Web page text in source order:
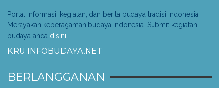
Portal informasi, kegiatan, dan berita budaya tradisi Indonesia.
Merayakan keberagaman budaya Indonesia. Submit kegiatan
budaya anda disini
KRU INFOBUDAYA.NET
BERLANGGANAN